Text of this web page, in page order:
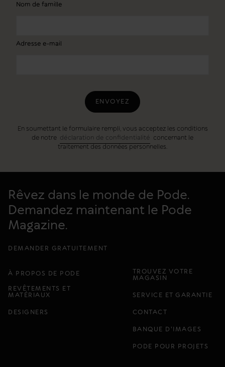
Nom de famille
Adresse e-mail
ENVOYEZ
En soumettant le formulaire rempli, vous acceptez les conditions
de notre déclaration de confidentialité concernant le
traitement des données personnelles.
Rêvez dans le monde de Pode.
Demandez maintenant le Pode
Magazine.
DEMANDER GRATUITEMENT
À PROPOS DE PODE
REVÊTEMENTS ET
MATÉRIAUX
DESIGNERS
TROUVEZ VOTRE
MAGASIN
SERVICE ET GARANTIE
CONTACT
BANQUE D'IMAGES
PODE POUR PROJETS